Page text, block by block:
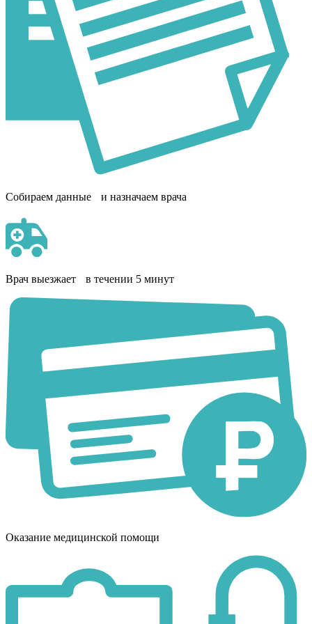
Собираем данные и назначаем врача
Врач выезжает в течении 5 минут
Оказание медицинской помощи